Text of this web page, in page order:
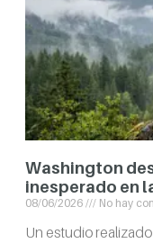
Washington
inesperado en
08/06/2026 No hay
Un estudio